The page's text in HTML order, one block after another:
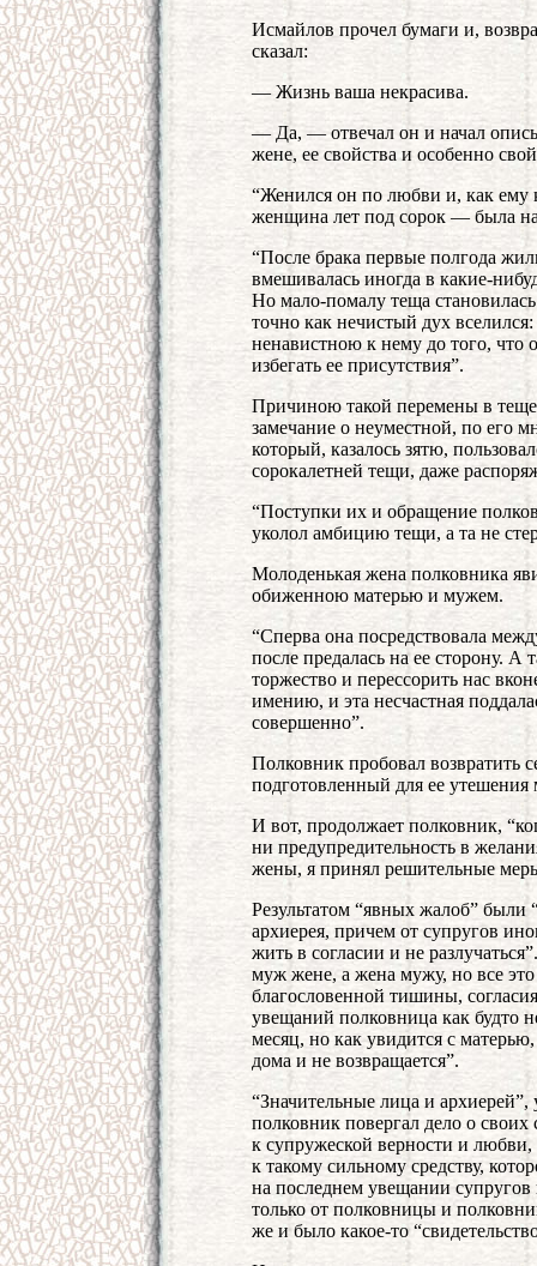
Исмайлов прочел бумаги и,
сказал:
— Жизнь ваша некрасива.
— Да, — отвечал он и начал
жене, ее свойства и особенно
“Женился он по любви и, как
женщина лет под сорок — была на
“После брака первые полгода
вмешивалась иногда в какие-
Но мало-помалу теща
точно как нечистый дух
ненавистною к нему до того, что
избегать ее присутствия”.
Причиною такой перемены в теще
замечание о неуместной, по его
который, казалось зятю,
сорокалетней тещи, даже
“Поступки их и обращение
уколол амбицию тещи, а та не
Молоденькая жена полковника
обиженною матерью и мужем.
“Сперва она посредствовала
после предалась на ее сторону. А
торжество и перессорить нас
имению, и эта несчастная
совершенно”.
Полковник пробовал возвратить
подготовленный для ее утешения
И вот, продолжает полковник,
ни предупредительность в
жены, я принял решительные
Результатом “явных жалоб” были
архиерея, причем от супругов
жить в согласии и не
муж жене, а жена мужу, но все
благословенной тишины,
увещаний полковница как будто
месяц, но как увидится с
дома и не возвращается”.
“Значительные лица и
полковник повергал дело о
к супружеской верности и
к такому сильному средству,
на последнем увещании супругов
только от полковницы и
же и было какое-то